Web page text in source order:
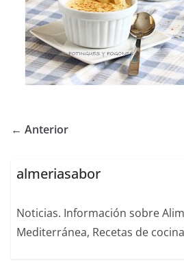
← Anterior
almeriasabor
Noticias. Información sobre
Mediterránea, Recetas de